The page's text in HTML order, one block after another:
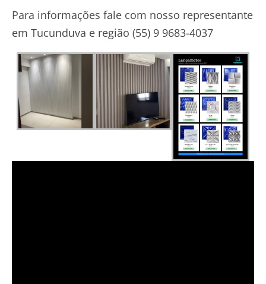
Para informações fale com nosso representante
em Tucunduva e região (55) 9 9683-4037